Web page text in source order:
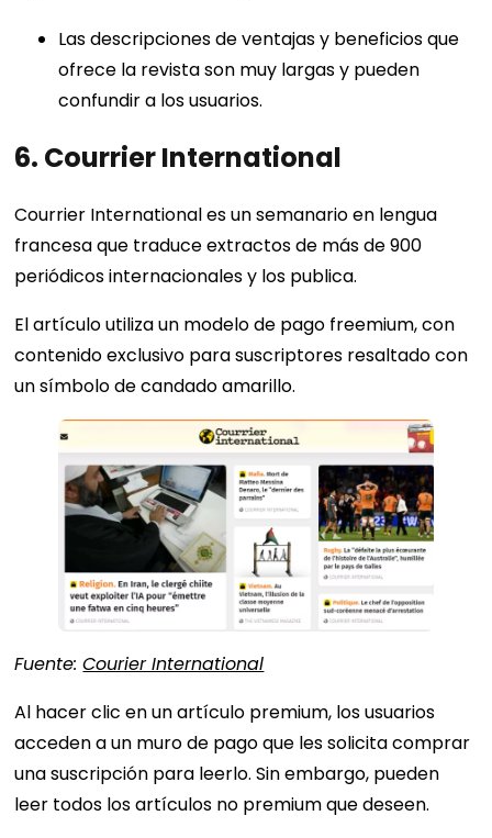
Las descripciones de ventajas y beneficios que
ofrece la revista son muy largas y pueden
confundir a los usuarios.
6. Courrier International
Courrier International es un semanario en lengua
francesa que traduce extractos de más de 900
periódicos internacionales y los publica.
El artículo utiliza un modelo de pago freemium, con
contenido exclusivo para suscriptores resaltado con
un símbolo de candado amarillo.
Fuente:Courier International
Al hacer clic en un artículo premium, los usuarios
acceden a un muro de pago que les solicita comprar
una suscripción para leerlo. Sin embargo, pueden
leer todos los artículos no premium que deseen.